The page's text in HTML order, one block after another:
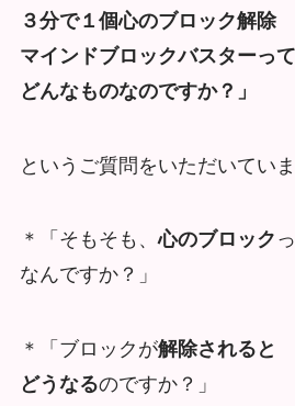
３分で１個心のブロック解除
マインドブロックバスターって
どんなものなのですか？」
というご質問をいただいていま
＊「そもそも、心のブロック
なんですか？」
＊「ブロックが解除されると
どうなるのですか？」